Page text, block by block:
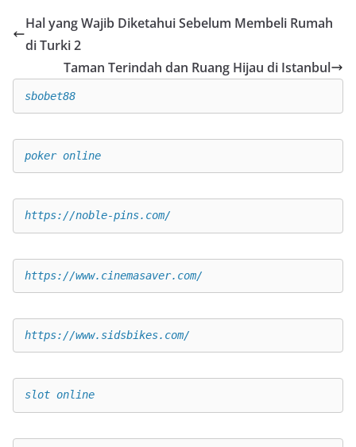
Hal yang Wajib Diketahui Sebelum Membeli Rumah
di Turki 2
Taman Terindah dan Ruang Hijau di Istanbul
sbobet88
poker online
https://noble-pins.com/
https://www.cinemasaver.com/
https://www.sidsbikes.com/
slot online